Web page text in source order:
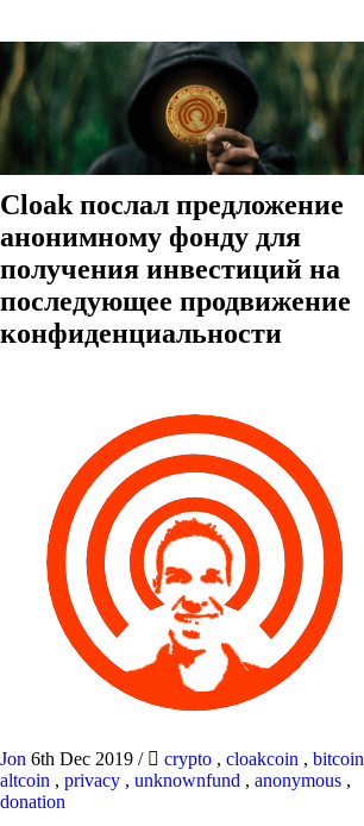
Cloak послал предложение
анонимному фонду для
получения инвестиций на
последующее продвижение
конфиденциальности
Jon 6th Dec 2019 / crypto , cloakcoin , bitcoin
altcoin , privacy , unknownfund , anonymous ,
donation